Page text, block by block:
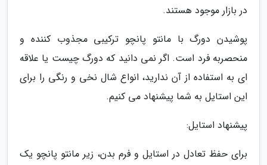
در بازار موجود هستند.
پوشیدن دورگ با مانتو پانچو ترکیبی مجذوب کننده و
منحصربه فرد است. اگر نمی دانید که دورگ چیست یا علاقه
ای به استفاده از آن ندارید، انواع شال نخی و رنگی را برای
این استایل به شما پیشنهاد می کنیم.
پیشنهاد استایل:
برای حفظ تعادل در استایل و فرم بدن، زیر مانتو پانچو یک